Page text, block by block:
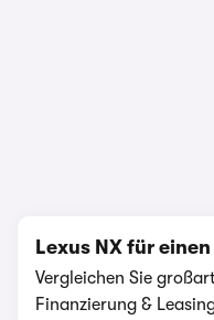
Lexus NX für
Vergleichen Sie
Finanzierung &